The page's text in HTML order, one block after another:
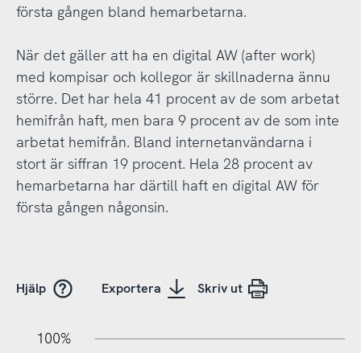
första gången bland hemarbetarna.
När det gäller att ha en digital AW (after work)
med kompisar och kollegor är skillnaderna ännu
större. Det har hela 41 procent av de som arbetat
hemifrån haft, men bara 9 procent av de som inte
arbetat hemifrån. Bland internetanvändarna i
stort är siffran 19 procent. Hela 28 procent av
hemarbetarna har därtill haft en digital AW för
första gången någonsin.
Hjälp Exportera Skriv ut
100%